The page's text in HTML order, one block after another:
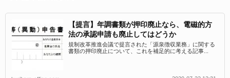
【提言】年調書類が押印廃止なら、電磁的方
法の承認申請も廃止してはどうか
規制改革推進会議で提言された「源泉徴収業務」に関する
書類の押印廃止について、これを補足的に考える記事...